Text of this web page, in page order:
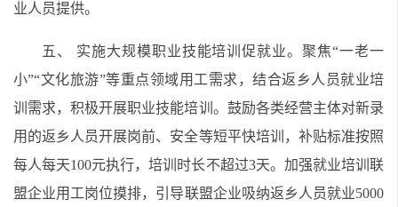
业人员提供。
五、 实施大规模职业技能培训促就业。聚焦“一老一
小”“文化旅游”等重点领域用工需求，结合返乡人员就业培
训需求，积极开展职业技能培训。鼓励各类经营主体对新录
用的返乡人员开展岗前、安全等短平快培训，补贴标准按照
每人每天100元执行，培训时长不超过3天。加强就业培训联
盟企业用工岗位摸排，引导联盟企业吸纳返乡人员就业5000